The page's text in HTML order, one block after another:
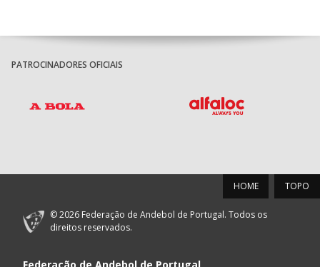
PATROCINADORES OFICIAIS
TOPO
HOME
© 2026 Federação de Andebol de Portugal. Todos os
direitos reservados.